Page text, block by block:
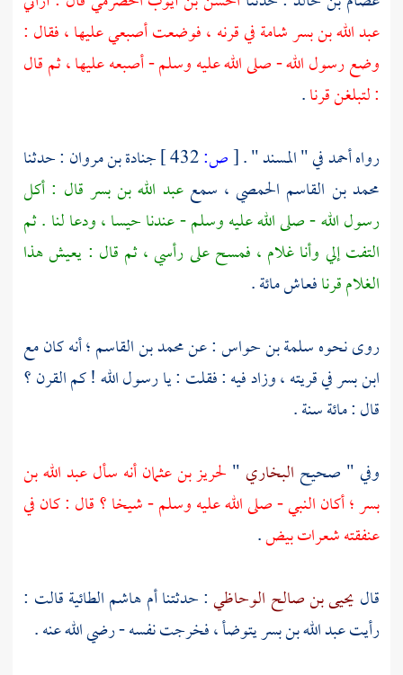
عبد الله بن بسرشامة في قرنه ، فوضعت أصبعي عليها ، فقال :
وضع رسول الله - صلى الله عليه وسلم - أصبعه عليها ، ثم قال
: لتبلغن قرنا.
رواهأحمدفي " المسند " .[ص: جنادة بن مروان : حدثنا
محمد بن القاسم الحمصي ، سمععبد الله بن بسر قال : أكل
رسول الله - صلى الله عليه وسلم - عندنا حيسا ، ودعا لنا . ثم
التفت إلي وأنا غلام ، فمسح على رأسي ، ثم قال : يعيش هذا
الغلام قرنافعاش مائة .
روى نحوهسلمة بن حواس: عنمحمد بن القاسم؛ أنه كان مع
ابن بسرفي قريته ، وزاد فيه : فقلت : يا رسول الله ! كم القرن ؟
قال : مائة سنة .
وفي " صحيح البخاري " لحريز بن عثمانأنه سألعبد الله بن
بسر؛ أكان النبي - صلى الله عليه وسلم - شيخا ؟ قال : كان في
عنفقته شعرات بيض.
قال يحيى بن صالح الوحاظي: حدثتناأم هاشم الطائيةقالت :
رأيتعبد الله بن بسريتوضأ ، فخرجت نفسه - رضي الله عنه .